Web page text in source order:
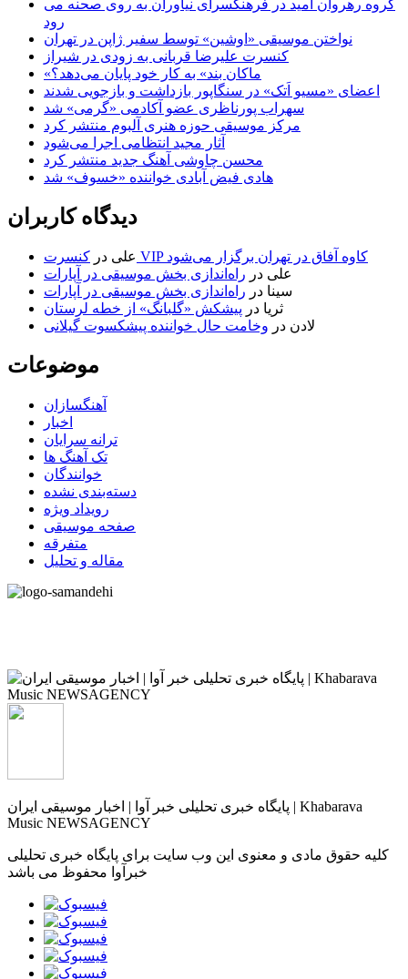
گروه رهروان امید در فرهنگسرای نیاوران به روی صحنه می
رود
نواختن موسیقی «اوشین» توسط سفیر ژاپن در تهران
کنسرت علیرضا قربانی به زودی در شیراز
«ماکان بند» به کار خود پایان می‌دهد؟
اعضای «مسیو اَتک» در سنگاپور بازداشت و بازجویی شدند
سهراب پورناظری عضو آکادمی «گرمی» شد
مرکز موسیقی حوزه هنری آلبوم منتشر کرد
آثار مجید انتظامی اجرا می‌شود
محسن چاوشی آهنگ جدید منتشر کرد
هادی فیض آبادی خواننده «خسوف» شد
دیدگاه کاربران
علی در
کنسرت VIP کاوه آفاق در تهران برگزار می‌شود
علی در راه‌اندازی بخش موسیقی در آپارات
سینا در راه‌اندازی بخش موسیقی در آپارات
ثریا در پیشکش «گلبانگ» از خطه لرستان
لادن در وخامت حال خواننده پیشکسوت گیلانی
موضوعات
آهنگسازان
اخبار
ترانه سرایان
تک آهنگ ها
خوانندگان
دسته‌بندی نشده
رویداد ویژه
صفحه موسیقی
متفرقه
مقاله و تحلیل
پایگاه خبری تحلیلی خبر آوا | اخبار موسیقی ایران | Khabarava
Music NEWSAGENCY
کلیه حقوق مادی و معنوی این وب سایت برای پایگاه خبری تحلیلی
خبرآوا محفوظ می باشد